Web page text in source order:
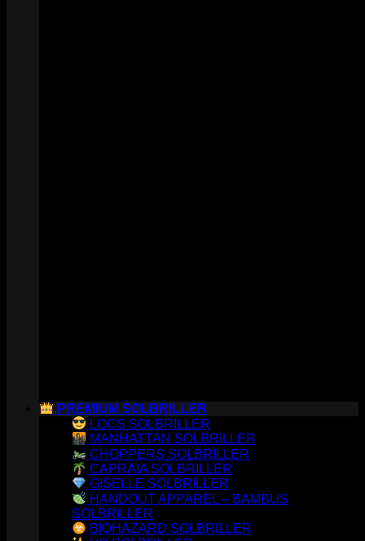
PREMIUM SOLBRILLER
LOCS SOLBRILLER
MANHATTAN SOLBRILLER
CHOPPERS SOLBRILLER
CAPRAIA SOLBRILLER
GISELLE SOLBRILLER
HANDOUT APPAREL – BAMBUS
SOLBRILLER
BIOHAZARD SOLBRILLER